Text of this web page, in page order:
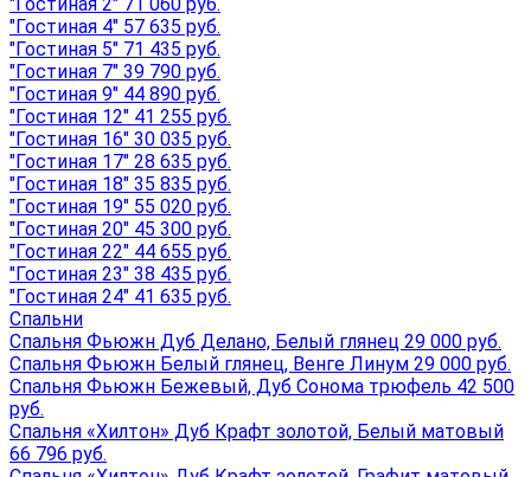
"Гостиная 4" 57 635 руб.
"Гостиная 5" 71 435 руб.
"Гостиная 7" 39 790 руб.
"Гостиная 9" 44 890 руб.
"Гостиная 12" 41 255 руб.
"Гостиная 16" 30 035 руб.
"Гостиная 17" 28 635 руб.
"Гостиная 18" 35 835 руб.
"Гостиная 19" 55 020 руб.
"Гостиная 20" 45 300 руб.
"Гостиная 22" 44 655 руб.
"Гостиная 23" 38 435 руб.
"Гостиная 24" 41 635 руб.
Спальни
Спальня Фьюжн Дуб Делано, Белый глянец 29 000 руб.
Спальня Фьюжн Белый глянец, Венге Линум 29 000 руб.
Спальня Фьюжн Бежевый, Дуб Сонома трюфель 42 500
руб.
Спальня «Хилтон» Дуб Крафт золотой, Белый матовый
66 796 руб.